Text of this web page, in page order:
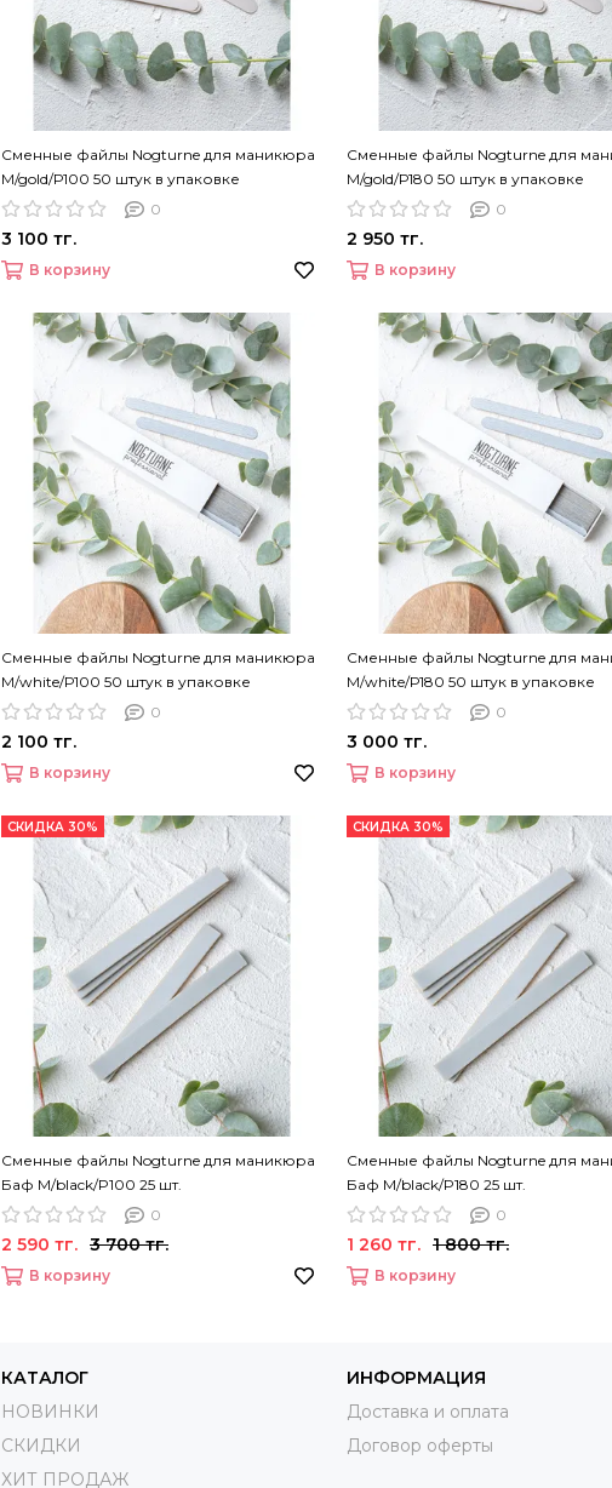
Сменные файлы Nogturne для маникюра
M/gold/Р100 50 штук в упаковке
0
3 100 тг.
В корзину
Сменные файлы Nogturne для
M/gold/Р180 50 штук в упаковке
0
2 950 тг.
В корзину
Сменные файлы Nogturne для маникюра
M/white/Р100 50 штук в упаковке
0
2 100 тг.
В корзину
Сменные файлы Nogturne для
M/white/Р180 50 штук в упаковке
0
3 000 тг.
В корзину
СКИДКА 30%
Сменные файлы Nogturne для маникюра
Баф M/black/P100 25 шт.
0
2 590 тг. 3 700 тг.
В корзину
СКИДКА 30%
Сменные файлы Nogturne для
Баф M/black/P180 25 шт.
0
1 260 тг. 1 800 тг.
В корзину
КАТАЛОГ
НОВИНКИ
СКИДКИ
ХИТ ПРОДАЖ
ИНФОРМАЦИЯ
Доставка и оплата
Договор оферты